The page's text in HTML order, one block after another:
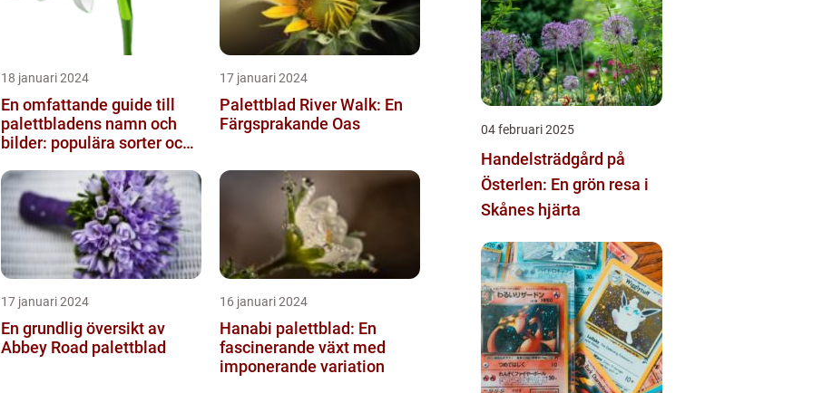
18 januari 2024
En omfattande guide till
palettbladens namn och
bilder: populära sorter och
17 januari 2024
Palettblad River Walk: En
Färgsprakande Oas
17 januari 2024
En grundlig översikt av
Abbey Road palettblad
16 januari 2024
Hanabi palettblad: En
fascinerande växt med
imponerande variation
04 februari 2025
Handelsträdgård på
Österlen: En grön resa i
Skånes hjärta